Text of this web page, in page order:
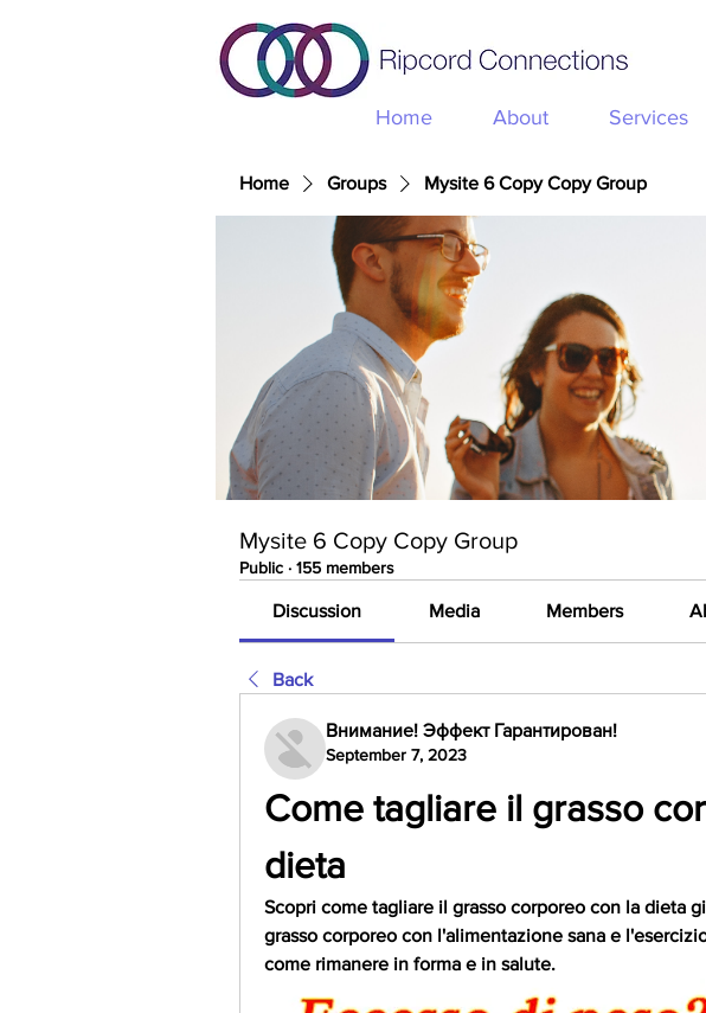
Home About Services
Home Groups Mysite 6 Copy Copy Group
Mysite 6 Copy Copy Group
Public · 155 members
Discussion Media Members
Back
Внимание! Эффект Гарантирован!
September 7, 2023
Come tagliare il grasso
dieta
Scopri come tagliare il grasso corporeo con la dieta
grasso corporeo con l'alimentazione sana e
come rimanere in forma e in salute.